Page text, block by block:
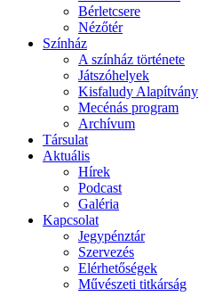
Bérletcsere
Nézőtér
Színház
A színház története
Játszóhelyek
Kisfaludy Alapítvány
Mecénás program
Archívum
Társulat
Aktuális
Hírek
Podcast
Galéria
Kapcsolat
Jegypénztár
Szervezés
Elérhetőségek
Művészeti titkárság